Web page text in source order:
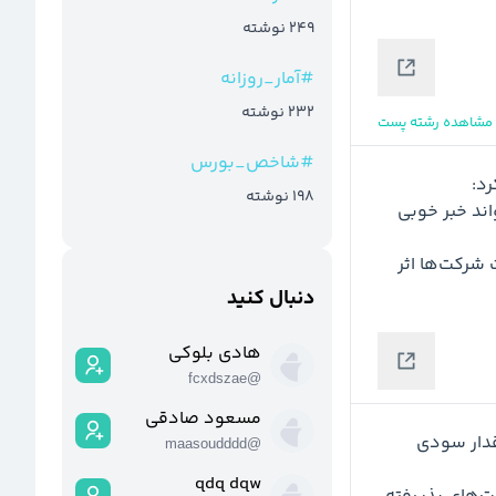
مشاهده رشته پست
249 نوشته
#آمار_روزانه
232 نوشته
#شاخص_بورس
198 نوشته
دنبال کنید
هادی بلوکی
@
fcxdszae
مسعود صادقی
@
maasoudddd
qdq dqw